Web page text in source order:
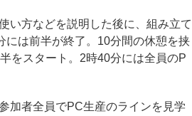
い方などを説明した後に、組み立て
には前半が終了。10分間の休憩を挟
をスタート。2時40分には全員のP
加者全員でPC生産のラインを見学